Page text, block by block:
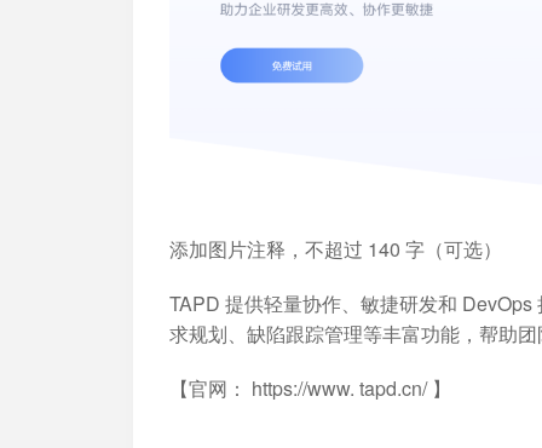
添加图片注释，不超过 140 字（可选）
TAPD 提供轻量协作、敏捷研发和
求规划、缺陷跟踪管理等丰富功能，帮助
【官网： https://www. tapd.cn/ 】